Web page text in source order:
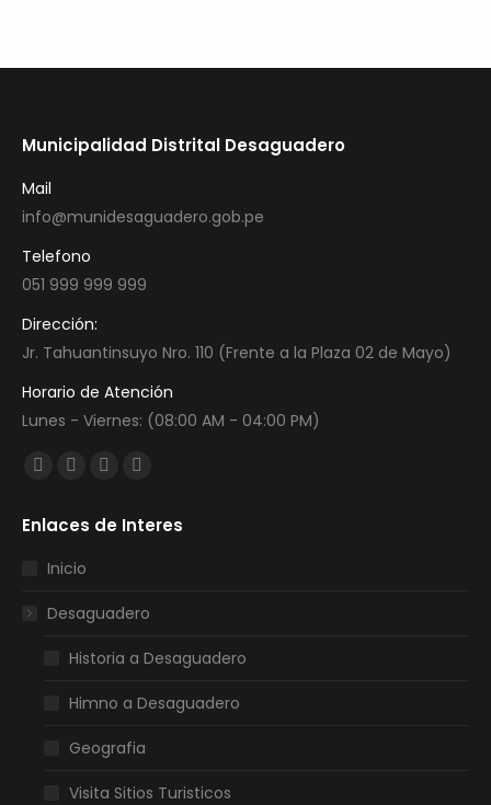
Municipalidad Distrital Desaguadero
Mail
info@munidesaguadero.gob.pe
Telefono
051 999 999 999
Dirección:
Jr. Tahuantinsuyo Nro. 110 (Frente a la Plaza 02 de Mayo)
Horario de Atención
Lunes - Viernes: (08:00 AM - 04:00 PM)
Encuéntranos en:
Facebook
opens
in
window
Twitter
opens
in
window
YouTube
opens
window
Instagram
opens
window
Enlaces de Interes
Inicio
Desaguadero
Historia a Desaguadero
Himno a Desaguadero
Geografia
Visita Sitios Turisticos